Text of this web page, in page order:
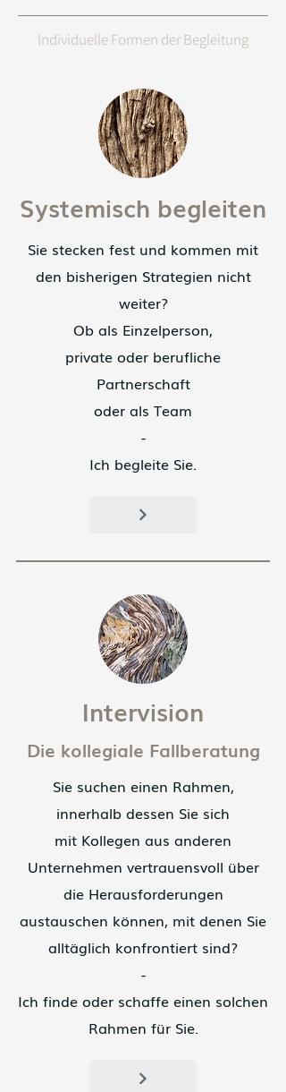
Individuelle Formen der Begleitung
Systemisch begleiten
Sie stecken fest und kommen mit
den bisherigen Strategien nicht
weiter?
Ob als Einzelperson,
private oder berufliche
Partnerschaft
oder als Team
-
Ich begleite Sie.
Intervision
Die kollegiale Fallberatung
Sie suchen einen Rahmen,
innerhalb dessen Sie sich
mit Kollegen aus anderen
Unternehmen vertrauensvoll über
die Herausforderungen
austauschen können, mit denen Sie
alltäglich konfrontiert sind?
-
Ich finde oder schaffe einen solchen
Rahmen für Sie.